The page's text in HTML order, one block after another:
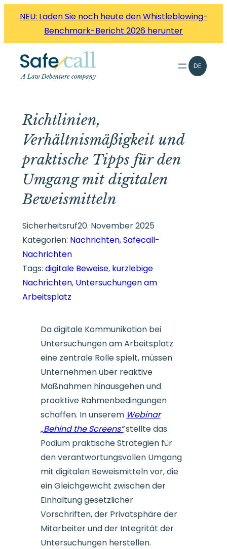
NEU: Laden Sie noch heute den Whistleblowing-
Benchmark-Bericht 2026 herunter
DE
Richtlinien,
Verhältnismäßigkeit und
praktische Tipps für den
Umgang mit digitalen
Beweismitteln
Sicherheitsruf20. November 2025
Kategorien: Nachrichten, Safecall-
Nachrichten
Tags: digitale Beweise, kurzlebige
Nachrichten, Untersuchungen am
Arbeitsplatz
Da digitale Kommunikation bei
Untersuchungen am Arbeitsplatz
eine zentrale Rolle spielt, müssen
Unternehmen über reaktive
Maßnahmen hinausgehen und
proaktive Rahmenbedingungen
schaffen. In unserem Webinar
„Behind the Screens“stellte das
Podium praktische Strategien für
den verantwortungsvollen Umgang
mit digitalen Beweismitteln vor, die
ein Gleichgewicht zwischen der
Einhaltung gesetzlicher
Vorschriften, der Privatsphäre der
Mitarbeiter und der Integrität der
Untersuchungen herstellen.